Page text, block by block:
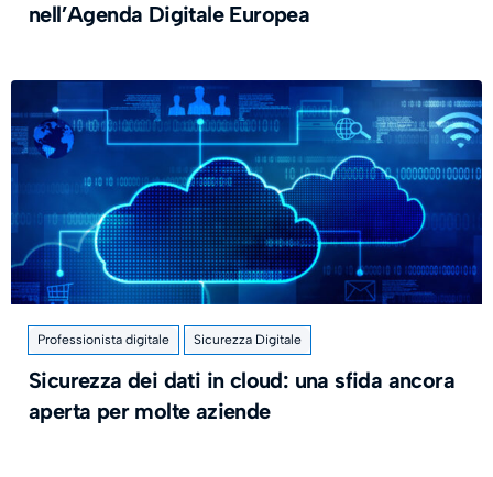
nell’Agenda Digitale Europea
Professionista digitale Sicurezza Digitale
Sicurezza dei dati in cloud: una sfida ancora
aperta per molte aziende